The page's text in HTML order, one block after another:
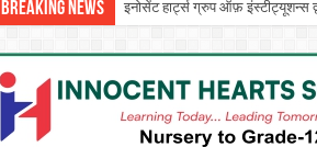
Breaking News इनोसेंट हार्ट्स ग्रुप ऑफ़ इंस्टीट्यूशन्स
सीटी ग्रुप ने पांच दिवसीय आरंभ 2026